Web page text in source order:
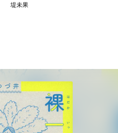
堤未果